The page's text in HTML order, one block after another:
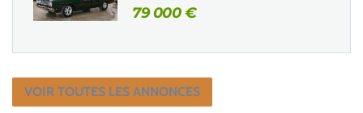
79 000€
VOIR TOUTES LES ANNONCES